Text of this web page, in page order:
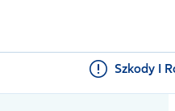
Szkody I